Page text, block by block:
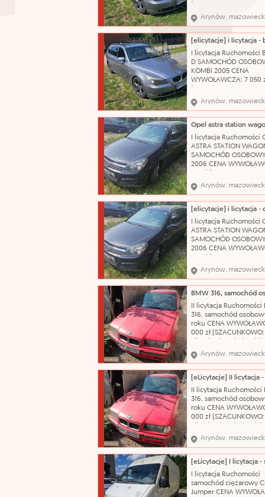
Uszkodzony,
przedni zderzak.
prawa tylna lampa.
sprzęgło. Brak koła
zapasowego, klucza do
podnośnika. Stan
używany OC ważne
Arynów,
I licytacja Ruchomości
D SAMOCHÓD
KOMBI 2005 CENA
WYWOŁAWCZA: 7 050
Uszkodzony,
przedni zderzak.
prawa tylna lampa.
sprzęgło. Brak koła
zapasowego, klucza do
podnośnika. Stan
używany OC ważne
Arynów,
I licytacja Ruchomości
ASTRA STATION
SAMOCHÓD
2006 CENA
Pojazd po dłuższym
obecnie wymaga
mechanicznej. W wielu
miejscach liczne rysy
Wnętrze wymaga
gruntownego
Nazwa katalogowa: S
Arynów,
I licytacja Ruchomości
ASTRA STATION
SAMOCHÓD
2006 CENA
Pojazd po dłuższym
obecnie wymaga
mechanicznej. W wielu
miejscach liczne rysy
Wnętrze wymaga
gruntownego
Nazwa katalogowa: S
Arynów,
II licytacja Ruchomości
316, samochód
roku CENA
000 zł
korozję, łuszczący się
bezbarwny oraz liczne
uszkodzenia i otarcia
swojej powierzchni.
katalogowa: Samochód
osobowy Marka: BMW
Arynów,
II licytacja Ruchomości
316, samochód
roku CENA
000 zł
korozję, łuszczący się
bezbarwny oraz liczne
uszkodzenia i otarcia
swojej powierzchni.
katalogowa: Samochód
osobowy Marka: BMW
Arynów,
I licytacja Ruchomości
samochód ciężarowy
Jumper CENA